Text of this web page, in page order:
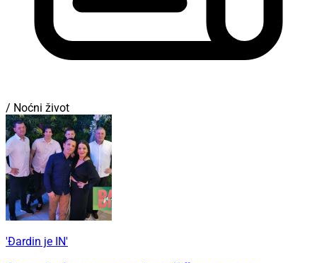
/ Noćni život
'Đardin je IN'